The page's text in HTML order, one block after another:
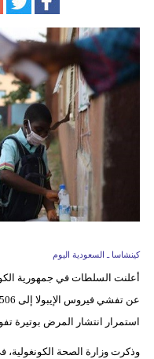
كينشاسا ـ السعودية اليوم
أعلنت السلطات في جمهورية
استمرار انتشار المرض بوتيرة
وذكرت وزارة الصحة